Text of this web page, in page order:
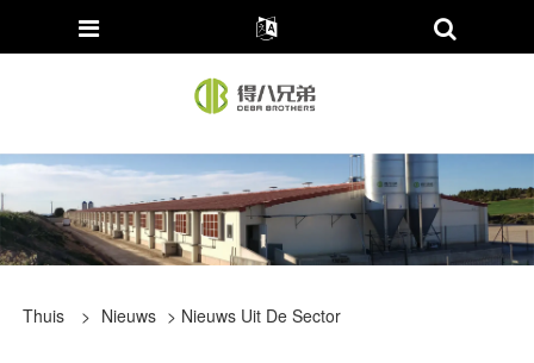
Thuis > Nieuws > Nieuws Uit De Sector